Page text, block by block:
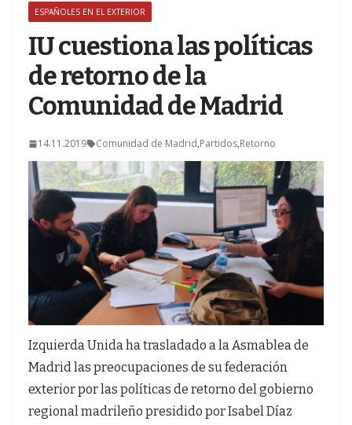
ESPAÑOLES EN EL EXTERIOR
IU cuestiona las políticas
de retorno de la
Comunidad de Madrid
14.11.2019 Comunidad de Madrid,Partidos,Retorno
Izquierda Unida ha trasladado a la Asmablea de
Madrid las preocupaciones de su federación
exterior por las políticas de retorno del gobierno
regional madrileño presidido por Isabel Díaz